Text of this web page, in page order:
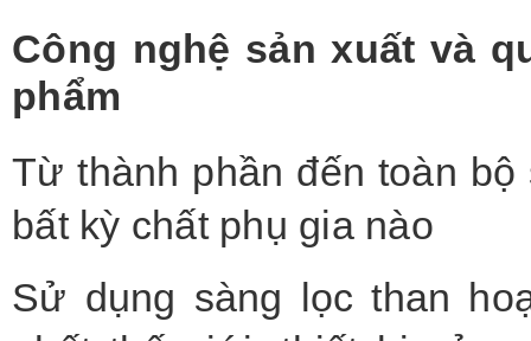
Công nghệ sản xuất và
phẩm
Từ thành phần đến toàn
bất kỳ chất phụ gia nào
Sử dụng sàng lọc than